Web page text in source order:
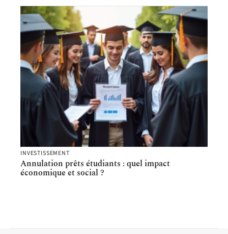
INVESTISSEMENT
Annulation prêts étudiants : quel impact
économique et social ?